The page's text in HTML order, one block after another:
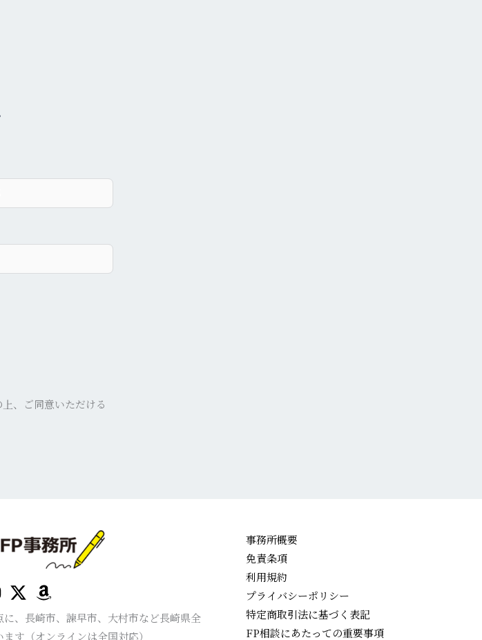
、ご同意いただける
、長崎市、諫早市、大村市など長崎県全
す（オンラインは全国対応）
事務所概要
免責条項
利用規約
プライバシーポリシー
特定商取引法に基づく表記
FP相談にあたっての重要事項